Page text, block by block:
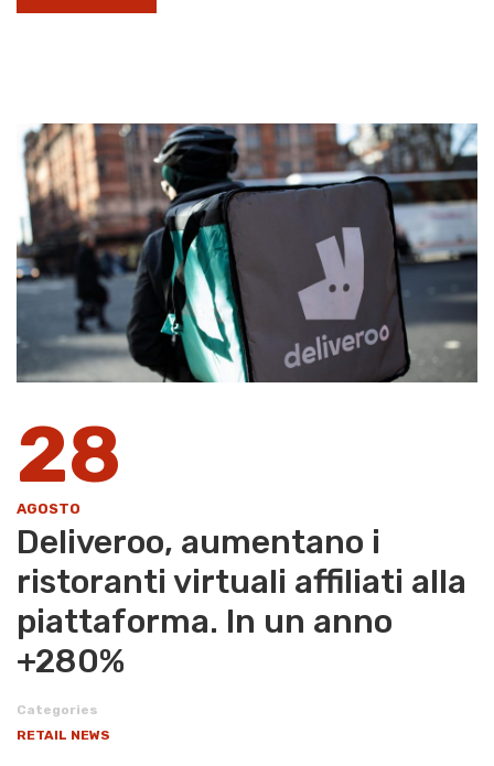
28
AGOSTO
Deliveroo, aumentano i
ristoranti virtuali affiliati alla
piattaforma. In un anno
+280%
Categories
RETAIL NEWS